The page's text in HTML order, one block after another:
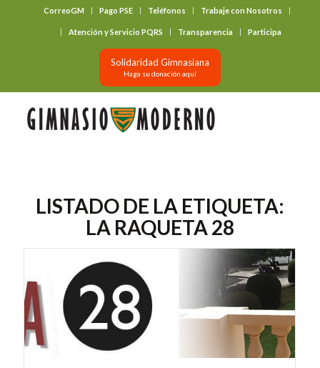
CorreoGM Pago PSE Teléfonos Trabaje con Nosotros
Atención y Servicio PQRS Transparencia Participa
Solidaridad Gimnasiana
Haga su donación aquí
LISTADO DE LA ETIQUETA:
LA RAQUETA 28